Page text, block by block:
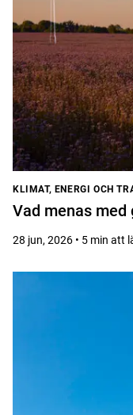
KLIMAT, ENERGI OCH
Vad menas
28 jun, 2026 • 5 min att